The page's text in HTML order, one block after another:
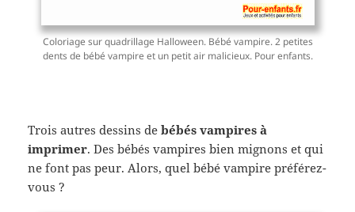
Coloriage sur quadrillage Halloween. Bébé vampire. 2 petites
dents de bébé vampire et un petit air malicieux. Pour enfants.
Trois autres dessins de bébés vampires à
imprimer. Des bébés vampires bien mignons et qui
ne font pas peur. Alors, quel bébé vampire préférez-
vous ?